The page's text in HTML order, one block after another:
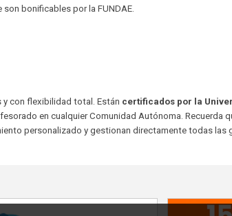
bonificables por la FUNDAE.
y con flexibilidad total. Están certificados por la
en cualquier Comunidad Autónoma. Recuerda
personalizado y gestionan directamente todas las